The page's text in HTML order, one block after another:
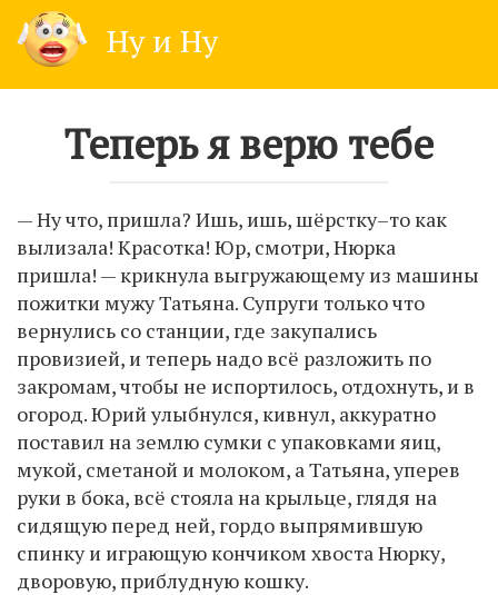
content
Ну и Ну
Теперь я верю тебе
— Ну что, пришла? Ишь, ишь, шёрстку–то как
вылизала! Красотка! Юр, смотри, Нюрка
пришла! — крикнула выгружающему из машины
пожитки мужу Татьяна. Супруги только что
вернулись со станции, где закупались
провизией, и теперь надо всё разложить по
закромам, чтобы не испортилось, отдохнуть, и в
огород. Юрий улыбнулся, кивнул, аккуратно
поставил на землю сумки с упаковками яиц,
мукой, сметаной и молоком, а Татьяна, уперев
руки в бока, всё стояла на крыльце, глядя на
сидящую перед ней, гордо выпрямившую
спинку и играющую кончиком хвоста Нюрку,
дворовую, приблудную кошку.